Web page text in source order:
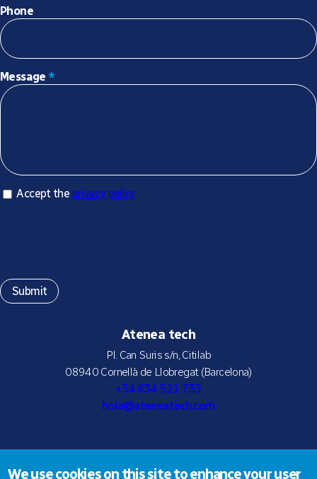
Atenea tech
Pl. Can Suris s/n, Citilab
08940 Cornellà de Llobregat (Barcelona)
+34 634 521 733
hola@ateneatech.com
Suscríbete a nuestra newsletter
Phone
Message *
Accept privacy policy*
Accept the privacy policy
We use cookies on this site to enhance your user